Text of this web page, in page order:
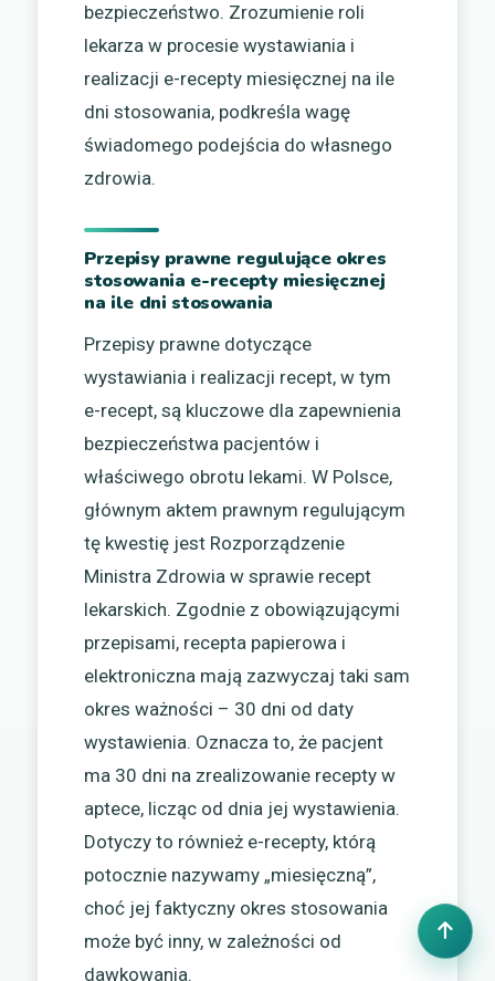
bezpieczeństwo. Zrozumienie roli
lekarza w procesie wystawiania i
realizacji e-recepty miesięcznej na ile
dni stosowania, podkreśla wagę
świadomego podejścia do własnego
zdrowia.
Przepisy prawne regulujące okres
stosowania e-recepty miesięcznej
na ile dni stosowania
Przepisy prawne dotyczące
wystawiania i realizacji recept, w tym
e-recept, są kluczowe dla zapewnienia
bezpieczeństwa pacjentów i
właściwego obrotu lekami. W Polsce,
głównym aktem prawnym regulującym
tę kwestię jest Rozporządzenie
Ministra Zdrowia w sprawie recept
lekarskich. Zgodnie z obowiązującymi
przepisami, recepta papierowa i
elektroniczna mają zazwyczaj taki sam
okres ważności – 30 dni od daty
wystawienia. Oznacza to, że pacjent
ma 30 dni na zrealizowanie recepty w
aptece, licząc od dnia jej wystawienia.
Dotyczy to również e-recepty, którą
potocznie nazywamy „miesięczną”,
choć jej faktyczny okres stosowania
może być inny, w zależności od
dawkowania.